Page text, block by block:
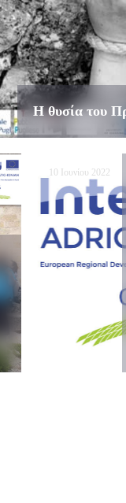
Η θυσία του
10 Ιουνίου 2022